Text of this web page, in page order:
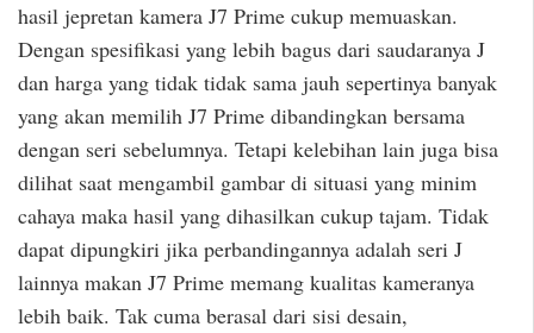
hasil jepretan kamera J7 Prime cukup memuaskan.
Dengan spesifikasi yang lebih bagus dari saudaranya J
dan harga yang tidak tidak sama jauh sepertinya banyak
yang akan memilih J7 Prime dibandingkan bersama
dengan seri sebelumnya. Tetapi kelebihan lain juga bisa
dilihat saat mengambil gambar di situasi yang minim
cahaya maka hasil yang dihasilkan cukup tajam. Tidak
dapat dipungkiri jika perbandingannya adalah seri J
lainnya makan J7 Prime memang kualitas kameranya
lebih baik. Tak cuma berasal dari sisi desain,